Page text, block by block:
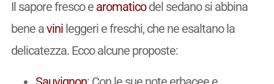
Il sapore fresco e aromaticodel sedano si abbina
bene avinileggeri e freschi, che ne esaltano la
delicatezza. Ecco alcune proposte: